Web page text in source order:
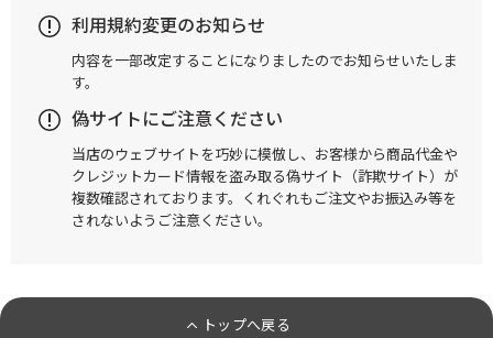
利用規約変更のお知らせ
内容を一部改定することになりましたのでお知らせいたしま
す。
偽サイトにご注意ください
当店のウェブサイトを巧妙に模倣し、お客様から商品代金や
クレジットカード情報を盗み取る偽サイト（詐欺サイト）が
複数確認されております。くれぐれもご注文やお振込み等を
されないようご注意ください。
トップへ戻る